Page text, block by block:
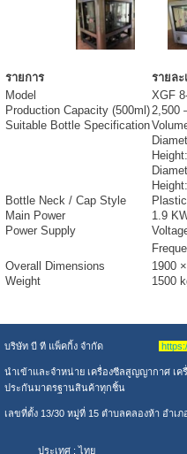
รายการ
รายละ
Model
XGF
Production Capacity (500ml) 2,500
Suitable Bottle Specification
Bottle Neck / Cap Style
Main Power
1.9
Power Supply
Overall Dimensions
1900
Weight
1500
บริษัท บี ที แพ็คกิ้ง จำกัด
นำเข้าและจำหน่าย เครื่องซีลสูญญากาศ เ
ประกันมาตรฐานสินค้าทุกชิ้น
เลขที่ตั้ง 13/30 หมู่ที่ 15 ตำบลคลองห้า อำเ
ประเทศ : ไทย